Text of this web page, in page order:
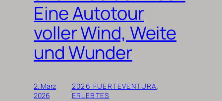
Eine Autotour
voller Wind, Weite
und Wunder
2. März
2026
·2026 FUERTEVENTURA
ERLEBTES